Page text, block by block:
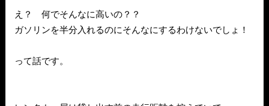
え？ 何でそんなに高いの？？
ガソリンを半分入れるのにそんなにするわけないでしょ！
って話です。